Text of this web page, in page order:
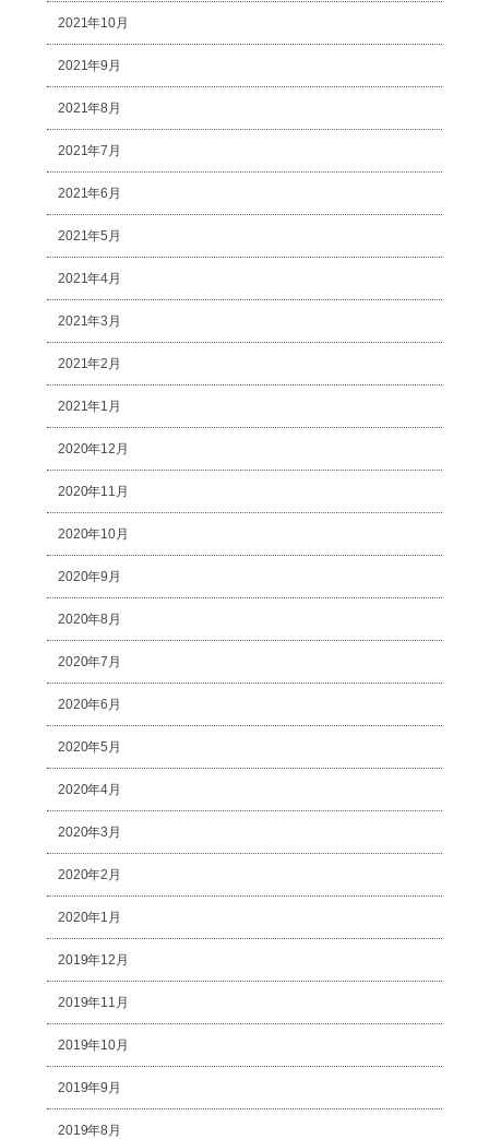
2021年10月
2021年9月
2021年8月
2021年7月
2021年6月
2021年5月
2021年4月
2021年3月
2021年2月
2021年1月
2020年12月
2020年11月
2020年10月
2020年9月
2020年8月
2020年7月
2020年6月
2020年5月
2020年4月
2020年3月
2020年2月
2020年1月
2019年12月
2019年11月
2019年10月
2019年9月
2019年8月